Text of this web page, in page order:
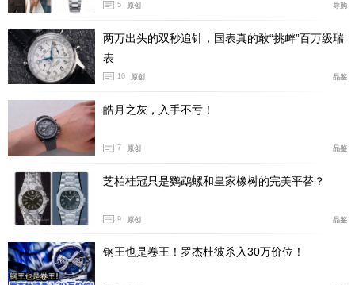
5 原创 导购
两万出头的双秒追针，国表真的敢“挑衅”百万级瑞
表
10 原创 品鉴
皓月之灰，入手不亏！
7 原创 品鉴
芝柏桂冠只是鹦鹉螺和皇家橡树的完美平替？
9 原创 品鉴
钢王也是卷王！罗杰杜彼杀入30万价位！